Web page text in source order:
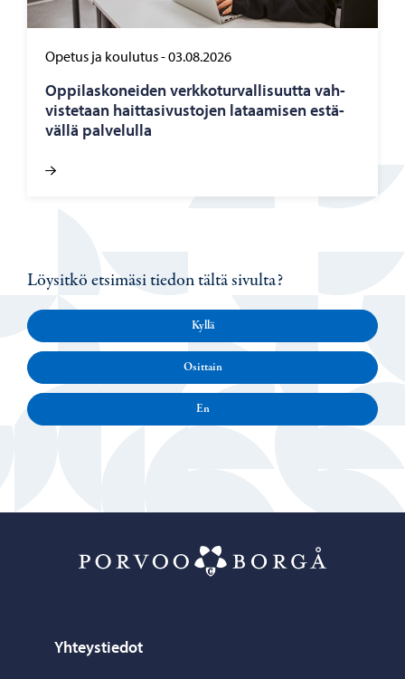
Opetus ja koulutus-03.08.2026
Op­pi­las­ko­nei­den verk­ko­tur­val­li­suut­ta vah­
vis­te­taan hait­ta­si­vus­to­jen la­taa­mi­sen es­tä­
väl­lä pal­ve­lul­la
Löysitkö etsimäsi tiedon tältä sivulta?
Kyllä
Osittain
En
Yhteystiedot